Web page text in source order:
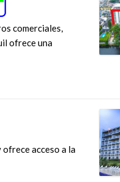
comerciales,
ofrece una
ofrece acceso a la